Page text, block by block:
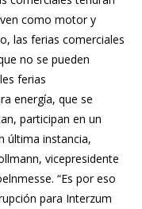
como motor y
las ferias comerciales
no se pueden
ferias
energía, que se
participan en un
última instancia,
vicepresidente
“Es por eso
para Interzum